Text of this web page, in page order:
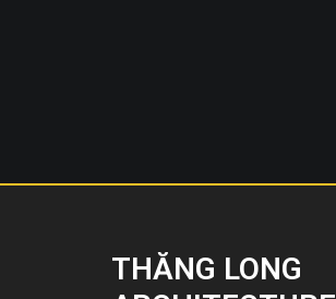
THĂNG LONG